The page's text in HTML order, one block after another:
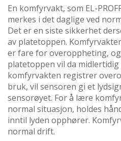
En komfyrvakt, som EL-
merkes i det daglige ved
Det er en siste sikkerhet
av platetoppen.
er fare for overoppheting,
platetoppen vil da
komfyrvakten registrer
bruk, vil sensoren gi et
sensorøyet. For å lære
normal situasjon, holdes
inntil lyden opphører.
normal drift.